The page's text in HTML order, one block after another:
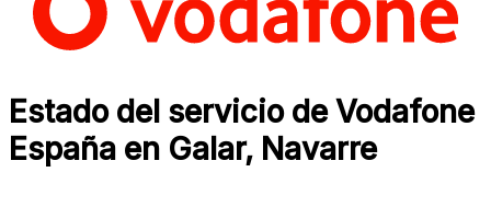
Estado del servicio de Vodafone
España en Galar, Navarre